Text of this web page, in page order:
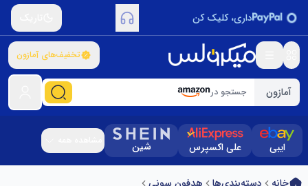
داری، کلیک کن
تخفیف‌های آمازون
آمازون جستجو در
ایبی علی اکسپرس شین